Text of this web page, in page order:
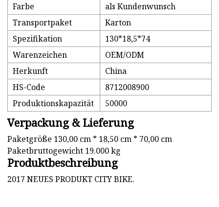
Farbe
als Kundenwunsch
Transportpaket
Karton
Spezifikation
130*18,5*74
Warenzeichen
OEM/ODM
Herkunft
China
HS-Code
8712008900
Produktionskapazität
50000
Verpackung & Lieferung
Paketgröße 130,00 cm * 18,50 cm * 70,00 cm
Paketbruttogewicht 19.000 kg
Produktbeschreibung
2017 NEUES PRODUKT CITY BIKE.